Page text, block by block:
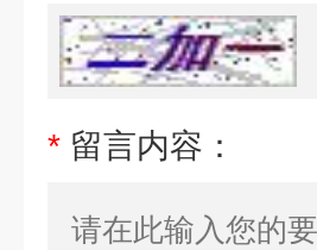
* 留言内容：